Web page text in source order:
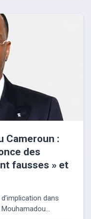
Cameroun :
des
fausses » et
dans